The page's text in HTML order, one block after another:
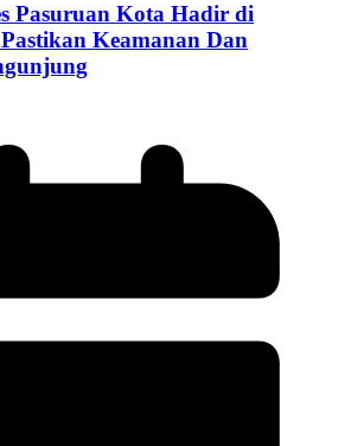
Pasuruan Kota Hadir di
Keamanan Dan